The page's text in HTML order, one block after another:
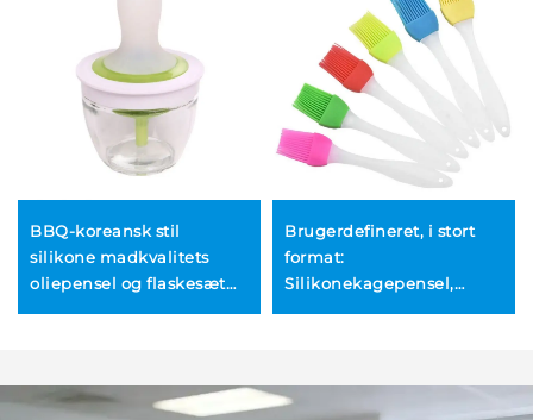
BBQ-koreansk stil
silikone madkvalitets
oliepensel og flaskesæt
Brugerdefineret, i stort
format:
Silikonekagepensel,
madlavningsredskaber